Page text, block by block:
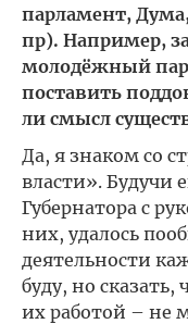
парламент,
пр). Например,
молодёжный
поставить
ли смысл
Да, я знаком со
власти».
Губернатора с
них, удалось
деятельности
буду, но
их работой – не